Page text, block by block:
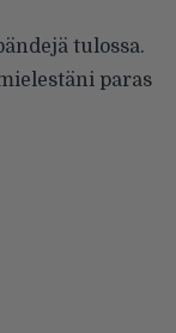
tulossa.
paras